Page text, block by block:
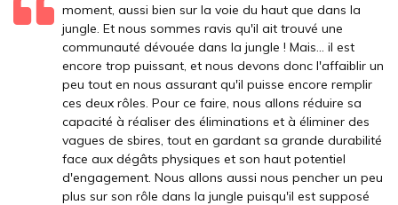
moment, aussi bien sur la voie du haut que dans la
jungle. Et nous sommes ravis qu'il ait trouvé une
communauté dévouée dans la jungle ! Mais... il est
encore trop puissant, et nous devons donc l'affaiblir un
peu tout en nous assurant qu'il puisse encore remplir
ces deux rôles. Pour ce faire, nous allons réduire sa
capacité à réaliser des éliminations et à éliminer des
vagues de sbires, tout en gardant sa grande durabilité
face aux dégâts physiques et son haut potentiel
d'engagement. Nous allons aussi nous pencher un peu
plus sur son rôle dans la jungle puisqu'il est supposé